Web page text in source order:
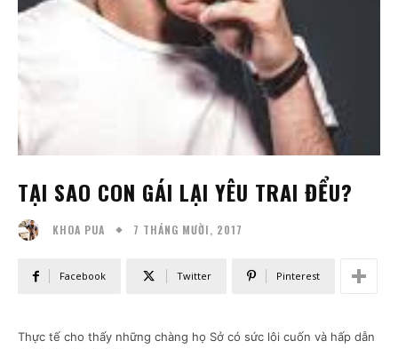
TẠI SAO CON GÁI LẠI YÊU TRAI ĐỂU?
KHOA PUA 7 THÁNG MƯỜI, 2017
Facebook Twitter Pinterest
Thực tế cho thấy những chàng họ Sở có sức lôi cuốn và hấp dẫn